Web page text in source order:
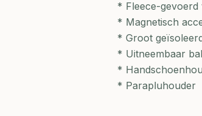
* Fleece-gevoerd
* Magnetisch
* Groot
* Uitneembaar
*
* Parapluhouder